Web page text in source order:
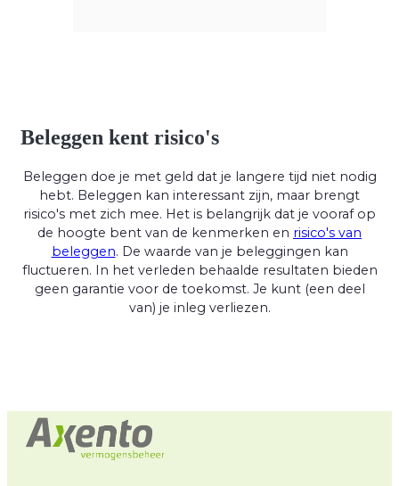
Beleggen kent risico's
Beleggen doe je met geld dat je langere tijd niet nodig
hebt. Beleggen kan interessant zijn, maar brengt
risico's met zich mee. Het is belangrijk dat je vooraf op
de hoogte bent van de kenmerken en risico's van
beleggen. De waarde van je beleggingen kan
fluctueren. In het verleden behaalde resultaten bieden
geen garantie voor de toekomst. Je kunt (een deel
van) je inleg verliezen.